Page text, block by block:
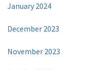
January 2024
December 2023
November 2023